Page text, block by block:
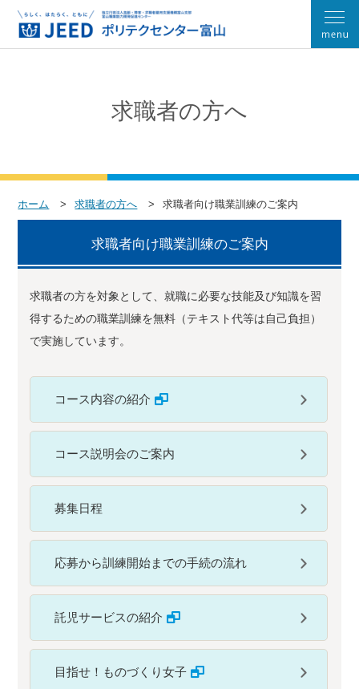
求職者の方へ
ホーム 求職者の方へ 求職者向け職業訓練のご案内
求職者向け職業訓練のご案内
求職者の方を対象として、就職に必要な技能及び知識を習
得するための職業訓練を無料（テキスト代等は自己負担）
で実施しています。
コース内容の紹介
コース説明会のご案内
募集日程
応募から訓練開始までの手続の流れ
託児サービスの紹介
目指せ！ものづくり女子